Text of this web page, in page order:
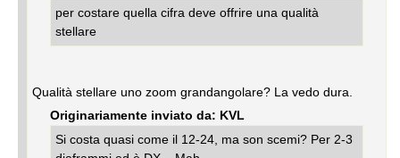
per costare quella cifra deve offrire una qualità
stellare
Qualità stellare uno zoom grandangolare? La vedo dura.
Originariamente inviato da: KVL
Si costa quasi come il 12-24, ma son scemi? Per 2-3